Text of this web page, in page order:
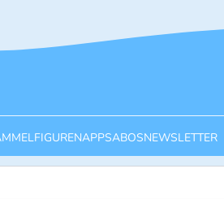
APPSABOSNEWSLETTER